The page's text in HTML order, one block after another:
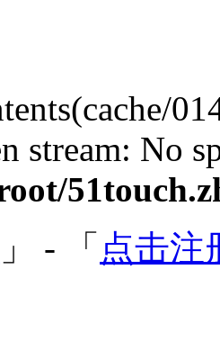
stream: No
」 - 「 点击注